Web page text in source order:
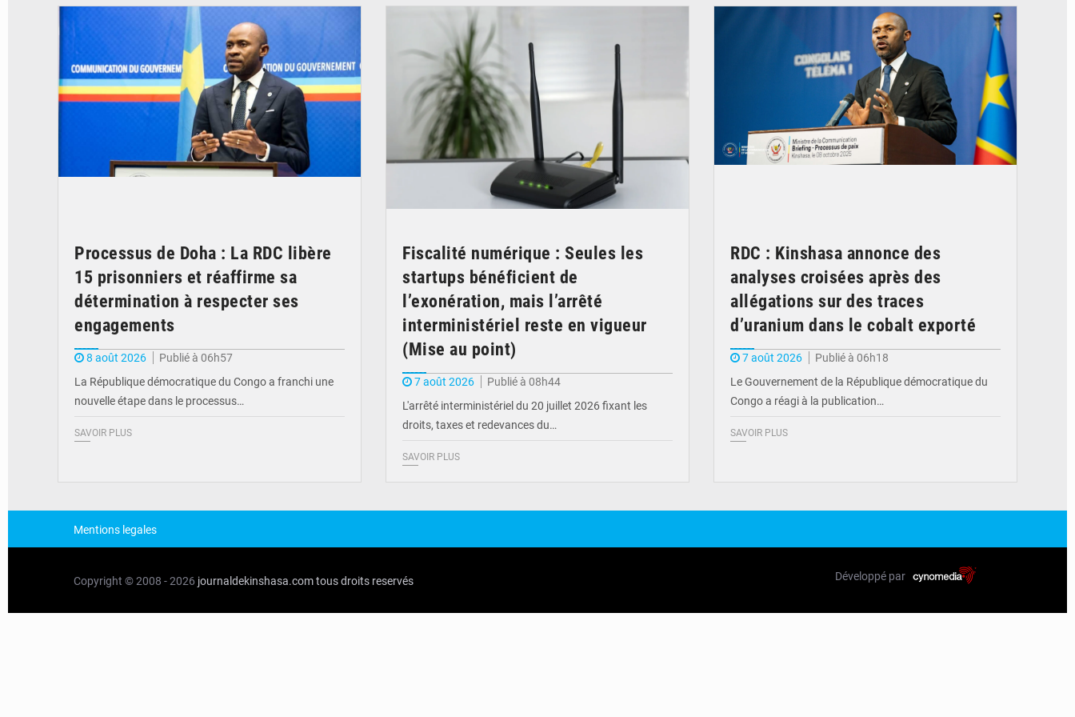
Processus de Doha : La RDC libère
15 prisonniers et réaffirme sa
détermination à respecter ses
engagements
8 août 2026
Publié à 06h57
La République démocratique du Congo a franchi une
nouvelle étape dans le processus…
SAVOIR PLUS
Fiscalité numérique : Seules les
startups bénéficient de
l’exonération, mais l’arrêté
interministériel reste en vigueur
(Mise au point)
7 août 2026
Publié à 08h44
L'arrêté interministériel du 20 juillet 2026 fixant les
droits, taxes et redevances du…
SAVOIR PLUS
RDC : Kinshasa annonce des
analyses croisées après des
allégations sur des traces
d’uranium dans le cobalt exporté
7 août 2026
Publié à 06h18
Le Gouvernement de la République démocratique du
Congo a réagi à la publication…
SAVOIR PLUS
Mentions legales
Copyright © 2008 - 2026 journaldekinshasa.comtous droits reservés Développé par